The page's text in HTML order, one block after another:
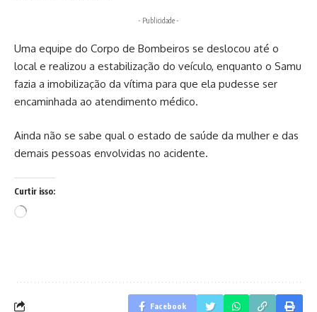
- Publicidade -
Uma equipe do Corpo de Bombeiros se deslocou até o
local e realizou a estabilização do veículo, enquanto o Samu
fazia a imobilização da vítima para que ela pudesse ser
encaminhada ao atendimento médico.
Ainda não se sabe qual o estado de saúde da mulher e das
demais pessoas envolvidas no acidente.
Curtir isso:
Carregando...
Facebook